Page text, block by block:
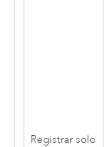
Registrar solo